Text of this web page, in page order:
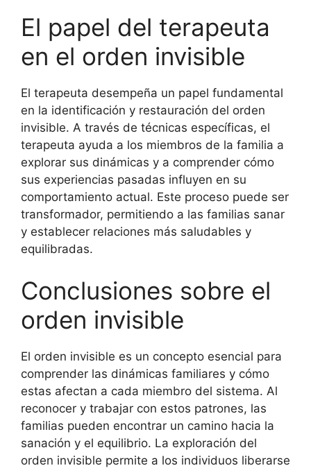
El papel del terapeuta
en el orden invisible
El terapeuta desempeña un papel fundamental
en la identificación y restauración del orden
invisible. A través de técnicas específicas, el
terapeuta ayuda a los miembros de la familia a
explorar sus dinámicas y a comprender cómo
sus experiencias pasadas influyen en su
comportamiento actual. Este proceso puede ser
transformador, permitiendo a las familias sanar
y establecer relaciones más saludables y
equilibradas.
Conclusiones sobre el
orden invisible
El orden invisible es un concepto esencial para
comprender las dinámicas familiares y cómo
estas afectan a cada miembro del sistema. Al
reconocer y trabajar con estos patrones, las
familias pueden encontrar un camino hacia la
sanación y el equilibrio. La exploración del
orden invisible permite a los individuos liberarse